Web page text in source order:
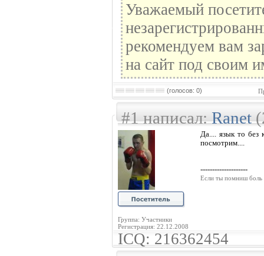
Уважаемый
рекомендуем вам
на сайт под своим
(голосов: 0)
#1 написал:Ranet
Группа: Участники
Регистрация: 22.12.2008
Да.... язык то без
посмотрим....
--------------------
Если ты помниш боль
ICQ: 216362454